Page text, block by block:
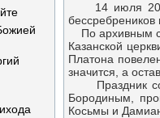
14 июля 2014
По архивным
Казанской
Платона
значится, а
Праздник
Бородиным,
Косьмы и